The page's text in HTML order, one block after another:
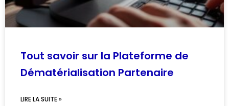
Tout savoir sur la Plateforme de
Dématérialisation Partenaire
LIRE LA SUITE »